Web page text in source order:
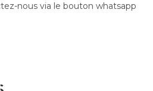
nous via le bouton whatsapp